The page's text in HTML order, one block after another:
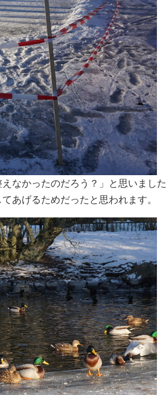
なかったのだろう？」と思いました
あげるためだったと思われます。